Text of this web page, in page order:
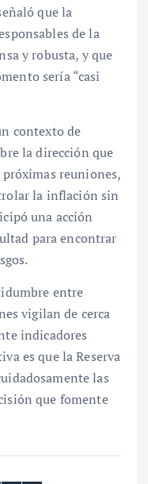
que la
de la
y robusta, y que
sería “casi
contexto de
la dirección que
reuniones,
la inflación sin
una acción
para encontrar
entre
vigilan de cerca
indicadores
es que la Reserva
las
que fomente